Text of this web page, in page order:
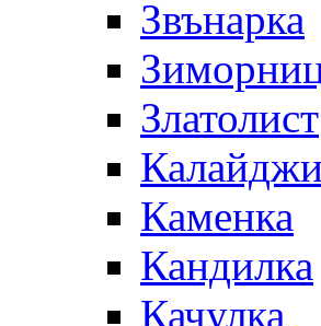
Звънарка
Златолист
Каменка
Кандилка
Качулка